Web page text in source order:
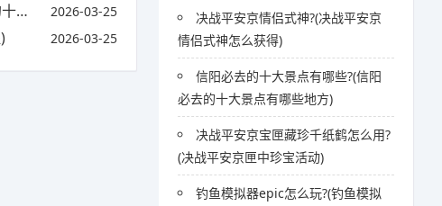
) 2026-03-25
2026-03-25
决战平安京情侣式神?(决战平安京
情侣式神怎么获得)
信阳必去的十大景点有哪些?(信阳
必去的十大景点有哪些地方)
决战平安京宝匣藏珍千纸鹤怎么用?
(决战平安京匣中珍宝活动)
钓鱼模拟器epic怎么玩?(钓鱼模拟